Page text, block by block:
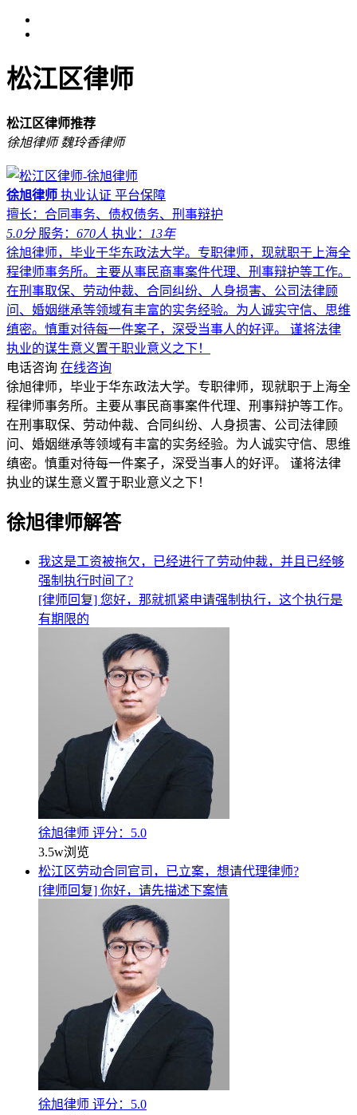
松江区律师
松江区律师推荐
徐旭律师 魏玲香律师
徐旭律师 执业认证 平台保障
擅长：合同事务、债权债务、刑事辩护
5.0分 服务： 670人 执业：
13年
徐旭律师，毕业于华东政法大学。专职律师，现就职于上海全
程律师事务所。主要从事民商事案件代理、刑事辩护等工作。
在刑事取保、劳动仲裁、合同纠纷、人身损害、公司法律顾
问、婚姻继承等领域有丰富的实务经验。为人诚实守信、思维
缜密。慎重对待每一件案子，深受当事人的好评。 谨将法律
执业的谋生意义置于职业意义之下！
电话咨询 在线咨询
徐旭律师，毕业于华东政法大学。专职律师，现就职于上海全
程律师事务所。主要从事民商事案件代理、刑事辩护等工作。
在刑事取保、劳动仲裁、合同纠纷、人身损害、公司法律顾
问、婚姻继承等领域有丰富的实务经验。为人诚实守信、思维
缜密。慎重对待每一件案子，深受当事人的好评。 谨将法律
执业的谋生意义置于职业意义之下！
徐旭律师解答
我这是工资被拖欠，已经进行了劳动仲裁，并且已经够
强制执行时间了?
[律师回复] 您好，那就抓紧申请强制执行，这个执行是
有期限的
徐旭律师 评分：5.0
3.5w浏览
松江区劳动合同官司，已立案，想请代理律师?
[律师回复] 你好，请先描述下案情
徐旭律师 评分：5.0